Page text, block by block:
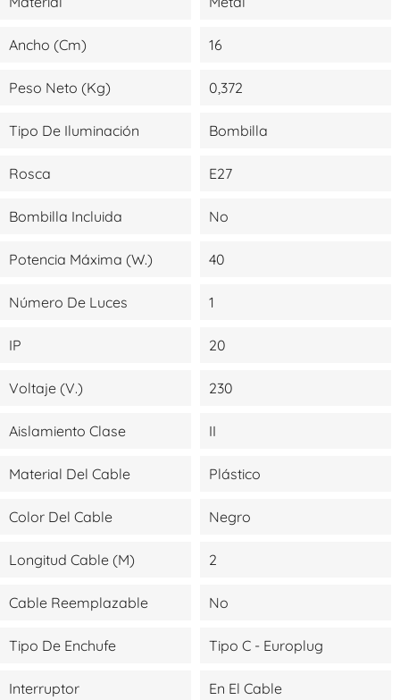
Ancho (cm) 16
Peso Neto (kg) 0,372
Tipo De Iluminación Bombilla
Rosca E27
Bombilla Incluida No
Potencia Máxima (W.) 40
Número De Luces 1
IP 20
Voltaje (V.) 230
Aislamiento Clase II
Material Del Cable Plástico
Color Del Cable Negro
Longitud Cable (m) 2
Cable Reemplazable No
Tipo De Enchufe Tipo C - Europlug
Interruptor En El Cable